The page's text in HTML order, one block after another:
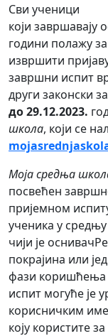
Сви ученици
који завршавају
години полажу
извршити
завршни испит
други законски
до 29.12.2023.
школа, који се
Моја средња
посвећен
пријемном
ученика у
чији је
покрајина или
фази коришћења
испит могуће је
корисничким
коју користите